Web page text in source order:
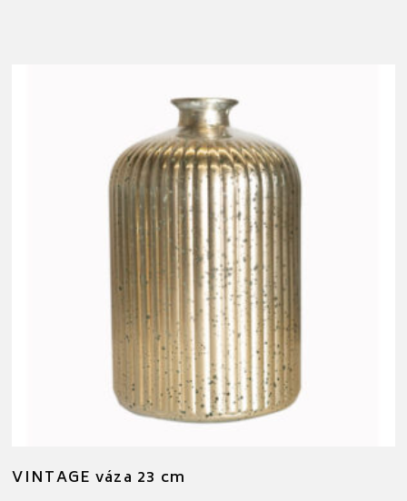
VINTAGE váza 23 cm